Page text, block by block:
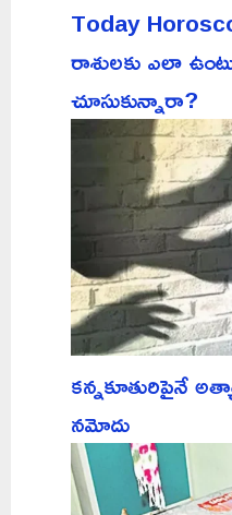
Today
రాశులకు ఎలా
చూసుకున్నారా?
కన్నకూతురిపైనే
నమోదు